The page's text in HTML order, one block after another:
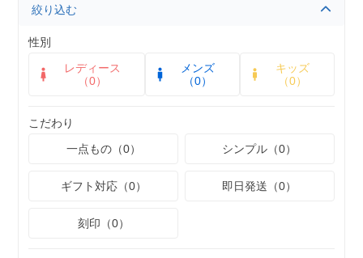
絞り込む
性別
レディース
（0）
メンズ
（0）
キッズ
（0）
こだわり
一点もの（0）
シンプル（0）
ギフト対応（0） 即日発送（0）
刻印（0）